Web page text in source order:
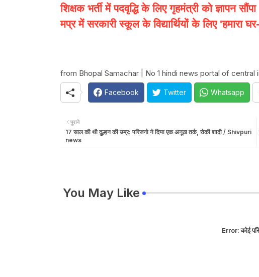
शिक्षक भर्ती में पदवृद्धि के लिए गृहमंत्री को ज्ञापन सौंपा
मप्र में सरकारी स्कूल के विद्यार्थियों के लिए 'हमारा
from Bhopal Samachar | No 1 hindi news portal of
Facebook Twitter Whatsapp
पुराने
17 साल की थी दुल्हन की उम्र: परिजनो ने दिया एक अनूठा तर्क, रोकी शादी / Shivpuri
news
You May Like
Error:कोई